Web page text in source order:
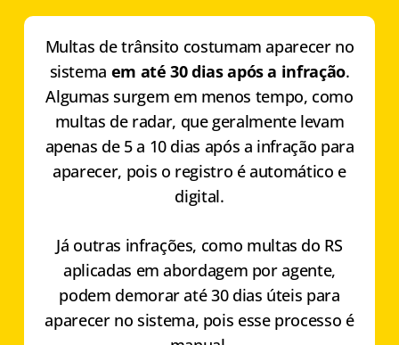
Multas de trânsito costumam aparecer no
sistema em até 30 dias após a infração.
Algumas surgem em menos tempo, como
multas de radar, que geralmente levam
apenas de 5 a 10 dias após a infração para
aparecer, pois o registro é automático e
digital.
Já outras infrações, como multas do RS
aplicadas em abordagem por agente,
podem demorar até 30 dias úteis para
aparecer no sistema, pois esse processo é